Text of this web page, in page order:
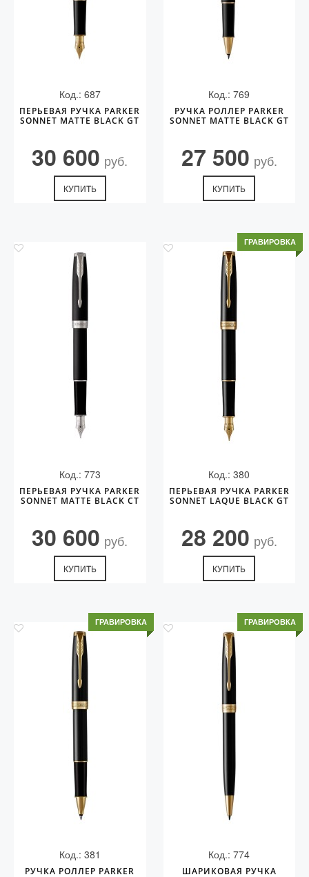
Код.: 687
ПЕРЬЕВАЯ РУЧКА PARKER
SONNET MATTE BLACK GT
30 600 руб.
КУПИТЬ
Код.: 769
РУЧКА РОЛЛЕР PARKER
SONNET MATTE BLACK GT
27 500 руб.
КУПИТЬ
Код.: 773
ПЕРЬЕВАЯ РУЧКА PARKER
SONNET MATTE BLACK CT
30 600 руб.
КУПИТЬ
ГРАВИРОВКА
Код.: 380
ПЕРЬЕВАЯ РУЧКА PARKER
SONNET LAQUE BLACK GT
28 200 руб.
КУПИТЬ
ГРАВИРОВКА
Код.: 381
РУЧКА РОЛЛЕР PARKER
ГРАВИРОВКА
Код.: 774
ШАРИКОВАЯ РУЧКА